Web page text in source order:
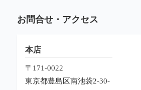
お問合せ・アクセス
本店
〒171-0022
東京都豊島区南池袋2-30-